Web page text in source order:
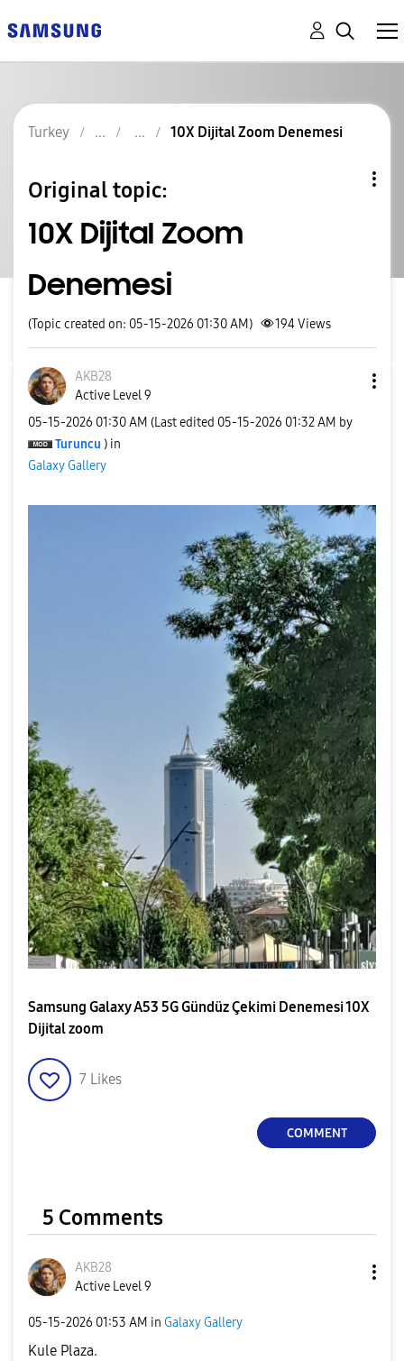
Turkey 10X Dijital Zoom Denemesi
Original topic:
10X Dijital Zoom
Denemesi
(Topic created on: 05-15-2026 01:30 AM) 194Views
AKB28
Active Level 9
‎05-15-2026 01:30 AM (Last edited ‎05-15-2026 01:32 AM by
Turuncu ) in
Galaxy Gallery
Samsung Galaxy A53 5G Gündüz Çekimi Denemesi 10X
Dijital zoom
7 Likes
COMMENT
5 Comments
AKB28
Active Level 9
‎05-15-2026 01:53 AM in Galaxy Gallery
Kule Plaza.